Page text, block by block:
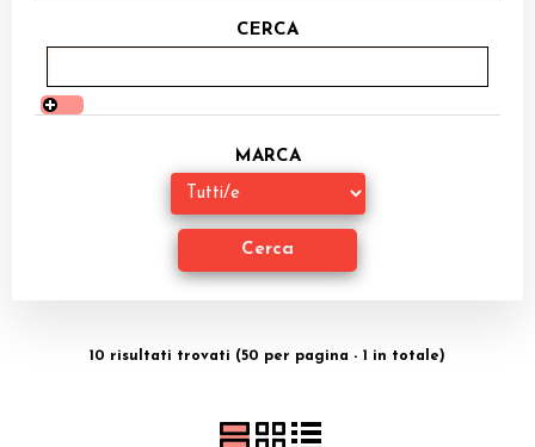
Librigame
Editoria
Giochi di Carte Collezionabili
Accessori
CERCA
MARCA
10 risultati trovati (50 per pagina - 1 in totale)